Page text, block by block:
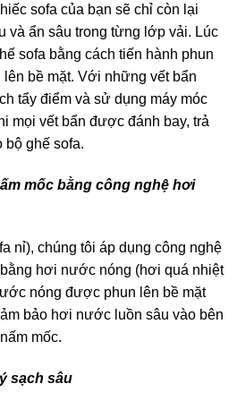
sofa của bạn sẽ chỉ còn lại
và ẩn sâu trong từng lớp vải. Lúc
sofa bằng cách tiến hành phun
bề mặt. Với những vết bẩn
tẩy điểm và sử dụng máy móc
mọi vết bẩn được đánh bay, trả
bộ ghế sofa.
mốc bằng công nghệ hơi
nỉ), chúng tôi áp dụng công nghệ
hơi nước nóng (hơi quá nhiệt
nóng được phun lên bề mặt
bảo hơi nước luồn sâu vào bên
mốc.
sạch sâu